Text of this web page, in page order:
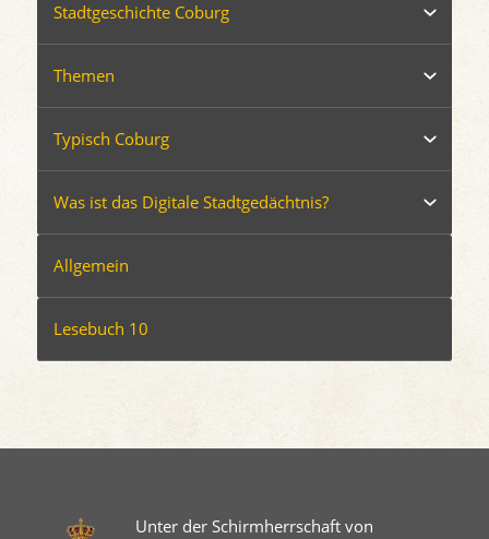
Stadtgeschichte Coburg
Themen
Typisch Coburg
Was ist das Digitale Stadtgedächtnis?
Allgemein
Lesebuch 10
Unter der Schirmherrschaft von